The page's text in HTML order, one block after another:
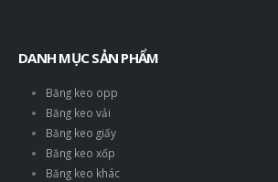
DANH MỤC SẢN PHẨM
Băng keo opp
Băng keo vải
Băng keo giấy
Băng keo xốp
Băng keo khác